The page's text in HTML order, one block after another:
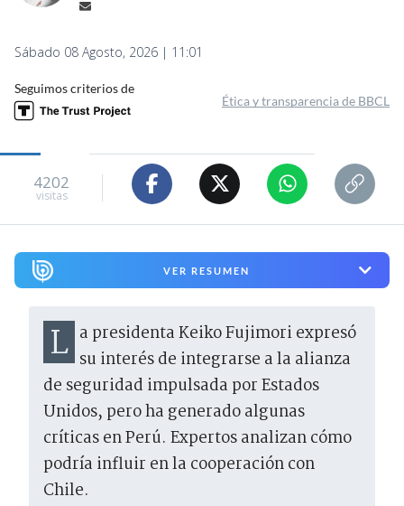
Sábado 08 Agosto, 2026 | 11:01
Seguimos criterios de
Ética y transparencia de BBCL
4202
visitas
VER RESUMEN
La presidenta Keiko Fujimori expresó su interés de integrarse a la alianza
de seguridad impulsada por Estados
Unidos, pero ha generado algunas
críticas en Perú. Expertos analizan cómo
podría influir en la cooperación con
Chile.